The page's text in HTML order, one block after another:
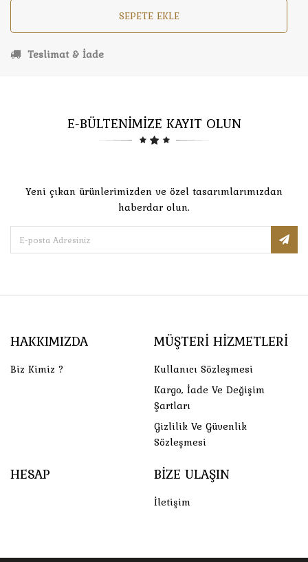
SEPETE EKLE
Teslimat & İade
E-BÜLTENİMİZE KAYIT OLUN
Yeni çıkan ürünlerimizden ve özel tasarımlarımızdan
haberdar olun.
HAKKIMIZDA
Biz Kimiz ?
MÜŞTERI HIZMETLERI
Kullanıcı Sözleşmesi
Kargo, İade Ve Değişim
Şartları
Gizlilik Ve Güvenlik
Sözleşmesi
HESAP BIZE ULAŞIN
İletişim